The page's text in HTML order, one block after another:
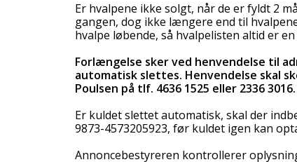
Er hvalpene ikke solgt, når de er fyldt 2
gangen, dog ikke længere end til
hvalpe løbende, så hvalpelisten altid er
Forlængelse sker ved henvendelse til
automatisk slettes. Henvendelse skal
Poulsen på tlf. 4636 1525 eller 2336 3016.
Er kuldet slettet automatisk, skal der
9873-4573205923, før kuldet igen kan
Annoncebestyreren kontrollerer